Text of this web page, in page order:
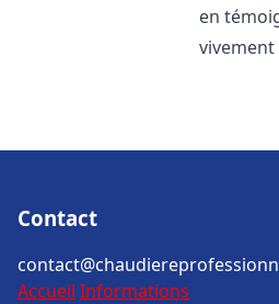
en
Contact
Accueil Informations